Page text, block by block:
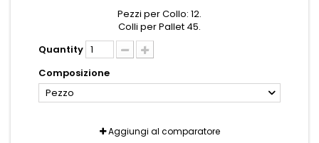
Pezzi per Collo: 12.
Colli per Pallet 45.
Quantity
Composizione
Pezzo
Aggiungi al comparatore